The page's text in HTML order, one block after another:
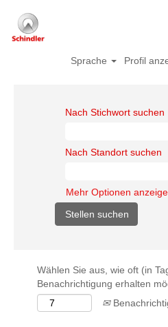
Sprache Profil
Nach Stichwort suchen
Nach Standort suchen
Mehr Optionen
Wählen Sie aus, wie oft (in
Benachrichtigung erhalten